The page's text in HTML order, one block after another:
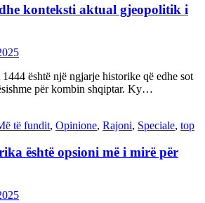
konteksti aktual gjeopolitik i
është një ngjarje historike që edhe sot
për kombin shqiptar. Ky…
të fundit, Opinione, Rajoni, Speciale, top
është opsioni më i mirë për